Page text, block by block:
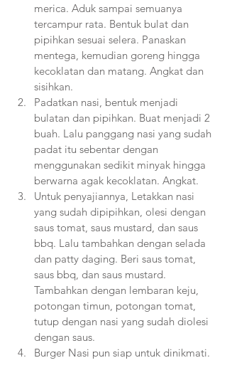
merica. Aduk sampai semuanya
tercampur rata. Bentuk bulat dan
pipihkan sesuai selera. Panaskan
mentega, kemudian goreng hingga
kecoklatan dan matang. Angkat dan
sisihkan.
Padatkan nasi, bentuk menjadi
bulatan dan pipihkan. Buat menjadi 2
buah. Lalu panggang nasi yang sudah
padat itu sebentar dengan
menggunakan sedikit minyak hingga
berwarna agak kecoklatan. Angkat.
Untuk penyajiannya, Letakkan nasi
yang sudah dipipihkan, olesi dengan
saus tomat, saus mustard, dan saus
bbq. Lalu tambahkan dengan selada
dan patty daging. Beri saus tomat,
saus bbq, dan saus mustard.
Tambahkan dengan lembaran keju,
potongan timun, potongan tomat,
tutup dengan nasi yang sudah diolesi
dengan saus.
Burger Nasi pun siap untuk dinikmati.